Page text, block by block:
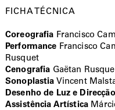
FICHA TÉCNICA
Coreografia Francisco
Performance Francisco
Rusquet
Cenografia Gaëtan
Sonoplastia Vincent
Desenho de Luz e
Assistência Artística